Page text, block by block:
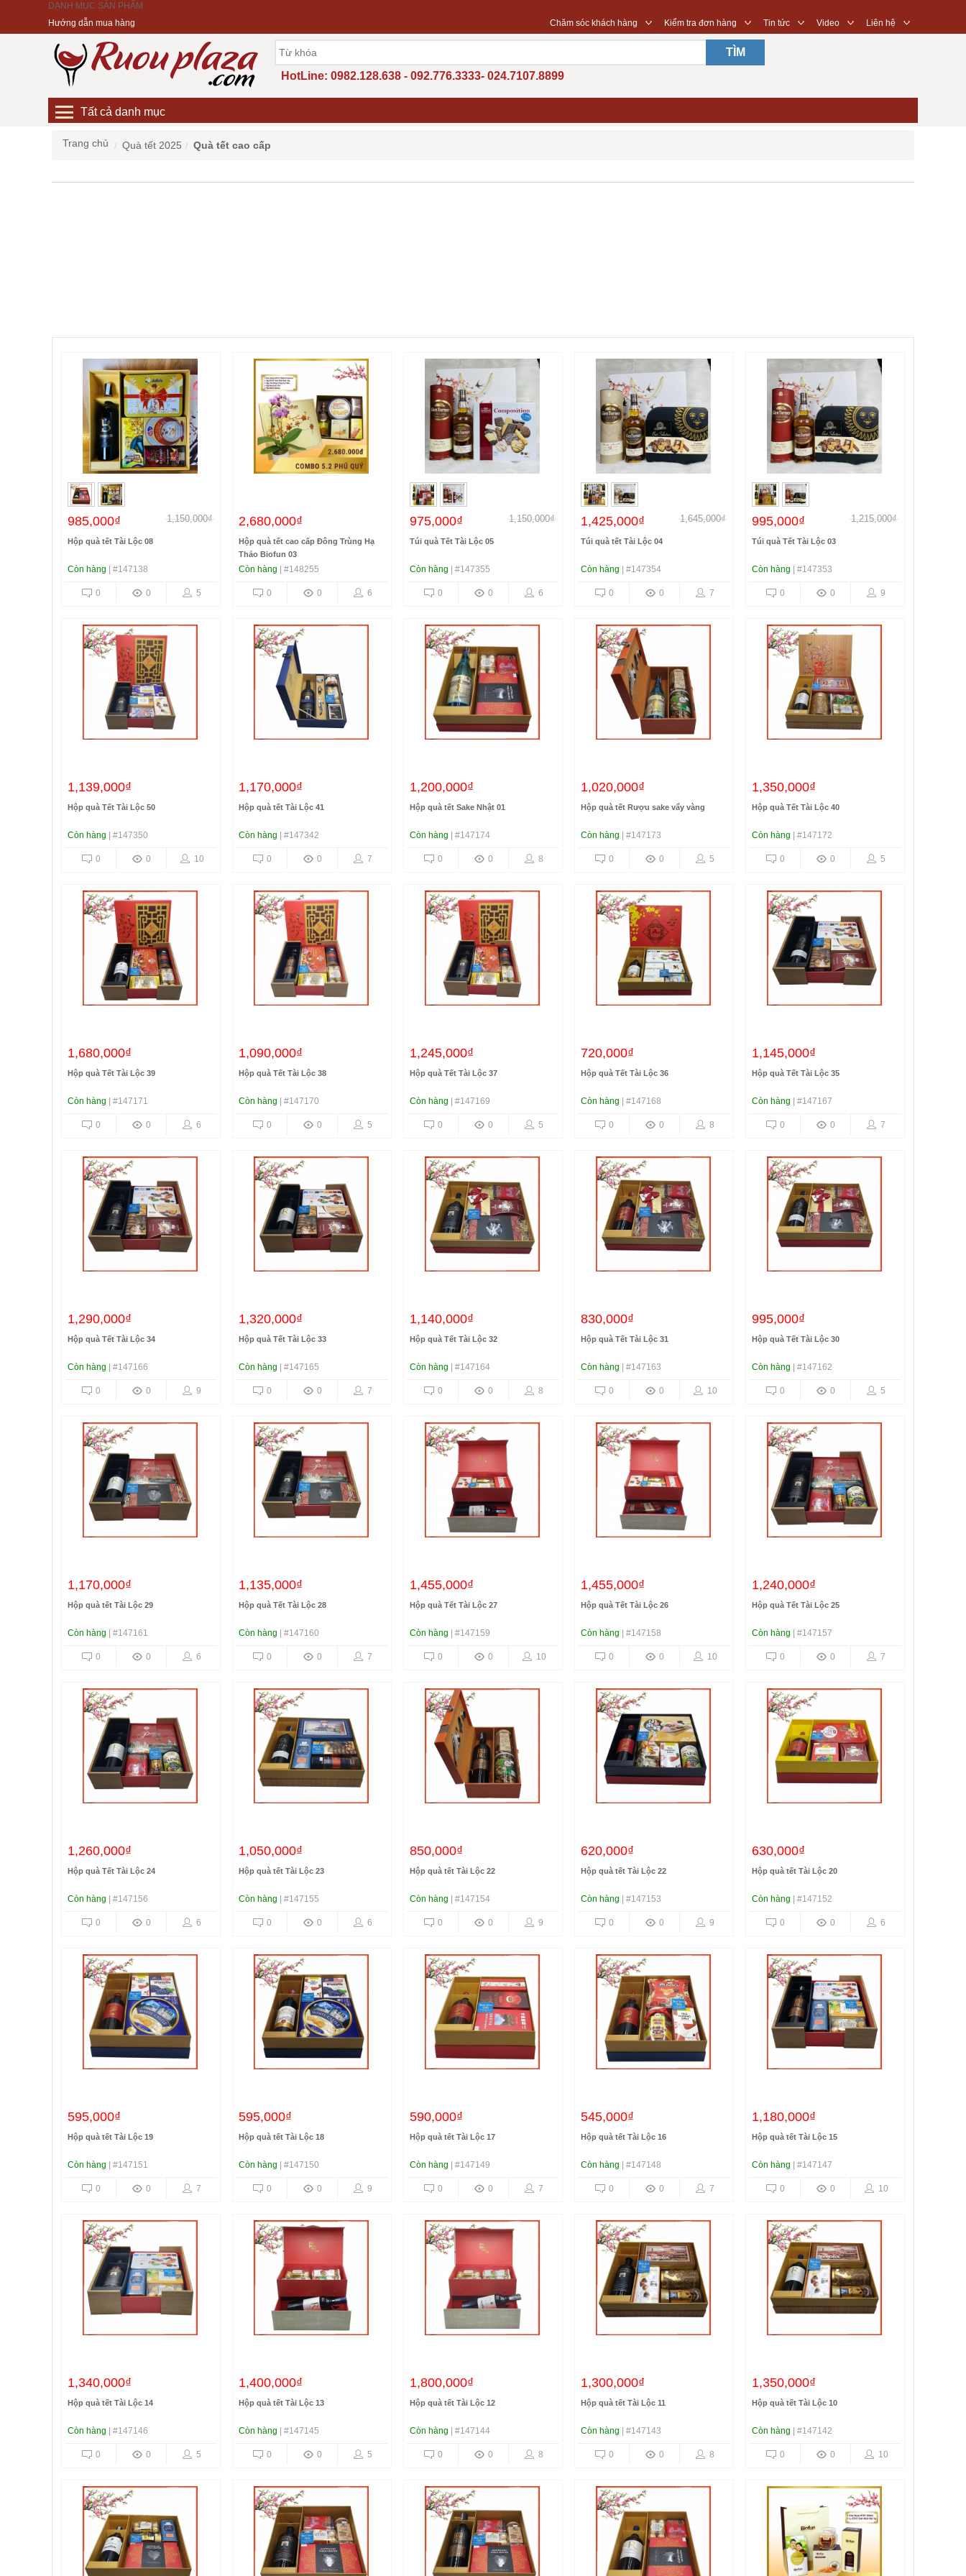
DANH MỤC SẢN PHẨM
Hướng dẫn mua hàng
◇
Chăm sóc khách hàng ◇
Kiểm tra đơn hàng ◇
Tin tức ◇
Video ◇
Liên hệ
TÌM
HotLine: 0982.128.638 - 092.776.3333- 024.7107.8899
Tất cả danh mục
Trang chủ Quà tết 2025 Quà tết cao cấp
985,000₫ 1,150,000₫
Hộp quà tết Tài Lộc 08
Còn hàng | #147138
5
0
0
2,680,000₫
Hộp quà tết cao cấp Đông Trùng Hạ
Thảo Biofun 03
Còn hàng | #148255
6
0
0
975,000₫ 1,150,000₫
Túi quà Tết Tài Lộc 05
Còn hàng | #147355
6
0
0
1,425,000₫ 1,645,000₫
Túi quà tết Tài Lộc 04
Còn hàng | #147354
7
0
0
995,000₫ 1,215,000₫
Túi quà Tết Tài Lộc 03
Còn hàng | #147353
9
0
0
1,139,000₫
Hộp quà Tết Tài Lộc 50
Còn hàng | #147350
10
0
0
1,170,000₫
Hộp quà tết Tài Lộc 41
Còn hàng | #147342
7
0
0
1,200,000₫
Hộp quà tết Sake Nhật 01
Còn hàng | #147174
8
0
0
1,020,000₫
Hộp quà tết Rượu sake vẩy vàng
Còn hàng | #147173
5
0
0
1,350,000₫
Hộp quà Tết Tài Lộc 40
Còn hàng | #147172
5
0
0
1,680,000₫
Hộp quà Tết Tài Lộc 39
Còn hàng | #147171
6
0
0
1,090,000₫
Hộp quà Tết Tài Lộc 38
Còn hàng | #147170
5
0
0
1,245,000₫
Hộp quà Tết Tài Lộc 37
Còn hàng | #147169
5
0
0
720,000₫
Hộp quà Tết Tài Lộc 36
Còn hàng | #147168
8
0
0
1,145,000₫
Hộp quà Tết Tài Lộc 35
Còn hàng | #147167
7
0
0
1,290,000₫
Hộp quà Tết Tài Lộc 34
Còn hàng | #147166
9
0
0
1,320,000₫
Hộp quà Tết Tài Lộc 33
Còn hàng | #147165
7
0
0
1,140,000₫
Hộp quà Tết Tài Lộc 32
Còn hàng | #147164
8
0
0
830,000₫
Hộp quà Tết Tài Lộc 31
Còn hàng | #147163
10
0
0
995,000₫
Hộp quà Tết Tài Lộc 30
Còn hàng | #147162
5
0
0
1,170,000₫
Hộp quà tết Tài Lộc 29
Còn hàng | #147161
6
0
0
1,135,000₫
Hộp quà Tết Tài Lộc 28
Còn hàng | #147160
7
0
0
1,455,000₫
Hộp quà Tết Tài Lộc 27
Còn hàng | #147159
10
0
0
1,455,000₫
Hộp quà Tết Tài Lộc 26
Còn hàng | #147158
10
0
0
1,240,000₫
Hộp quà Tết Tài Lộc 25
Còn hàng | #147157
7
0
0
1,260,000₫
Hộp quà Tết Tài Lộc 24
Còn hàng | #147156
6
0
0
1,050,000₫
Hộp quà tết Tài Lộc 23
Còn hàng | #147155
6
0
0
850,000₫
Hộp quà tết Tài Lộc 22
Còn hàng | #147154
9
0
0
620,000₫
Hộp quà tết Tài Lộc 22
Còn hàng | #147153
9
0
0
630,000₫
Hộp quà tết Tài Lộc 20
Còn hàng | #147152
6
0
0
595,000₫
Hộp quà tết Tài Lộc 19
Còn hàng | #147151
7
0
0
595,000₫
Hộp quà tết Tài Lộc 18
Còn hàng | #147150
9
0
0
590,000₫
Hộp quà tết Tài Lộc 17
Còn hàng | #147149
7
0
0
545,000₫
Hộp quà tết Tài Lộc 16
Còn hàng | #147148
7
0
0
1,180,000₫
Hộp quà tết Tài Lộc 15
Còn hàng | #147147
10
0
0
1,340,000₫
Hộp quà tết Tài Lộc 14
Còn hàng | #147146
5
0
0
1,400,000₫
Hộp quà tết Tài Lộc 13
Còn hàng | #147145
5
0
0
1,800,000₫
Hộp quà tết Tài Lộc 12
Còn hàng | #147144
8
0
0
1,300,000₫
Hộp quà tết Tài Lộc 11
Còn hàng | #147143
8
0
0
1,350,000₫
Hộp quà tết Tài Lộc 10
Còn hàng | #147142
10
0
0